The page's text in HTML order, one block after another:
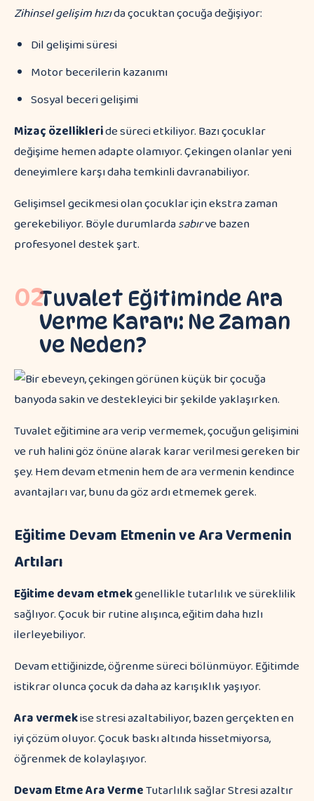
Zihinsel gelişim hızıda çocuktan çocuğa değişiyor:
Dil gelişimi süresi
Motor becerilerin kazanımı
Sosyal beceri gelişimi
Mizaç özellikleride süreci etkiliyor. Bazı çocuklar
değişime hemen adapte olamıyor. Çekingen olanlar yeni
deneyimlere karşı daha temkinli davranabiliyor.
Gelişimsel gecikmesi olan çocuklar için ekstra zaman
gerekebiliyor. Böyle durumlardasabırve bazen
profesyonel destek şart.
02Tuvalet Eğitiminde Ara
Verme Kararı: Ne Zaman
ve Neden?
Tuvalet eğitimine ara verip vermemek, çocuğun gelişimini
ve ruh halini göz önüne alarak karar verilmesi gereken bir
şey. Hem devam etmenin hem de ara vermenin kendince
avantajları var, bunu da göz ardı etmemek gerek.
Eğitime Devam Etmenin ve Ara Vermenin
Artıları
Eğitime devam etmekgenellikle tutarlılık ve süreklilik
sağlıyor. Çocuk bir rutine alışınca, eğitim daha hızlı
ilerleyebiliyor.
Devam ettiğinizde, öğrenme süreci bölünmüyor. Eğitimde
istikrar olunca çocuk da daha az karışıklık yaşıyor.
Ara vermekise stresi azaltabiliyor, bazen gerçekten en
iyi çözüm oluyor. Çocuk baskı altında hissetmiyorsa,
öğrenmek de kolaylaşıyor.
Devam EtmeAra VermeTutarlılık sağlar Stresi azaltır